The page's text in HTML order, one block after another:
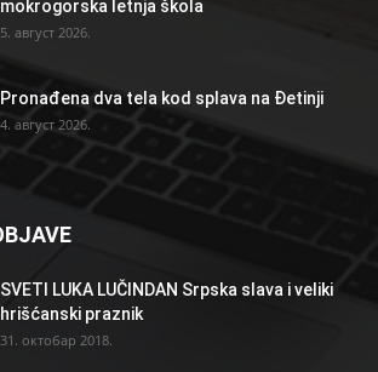
mokrogorska letnja škola
5. август 2026.
Pronađena dva tela kod splava na Đetinji
4. август 2026.
SVETI LUKA LUČINDAN Srpska slava i veliki
hrišćanski praznik
31. октобар 2018.